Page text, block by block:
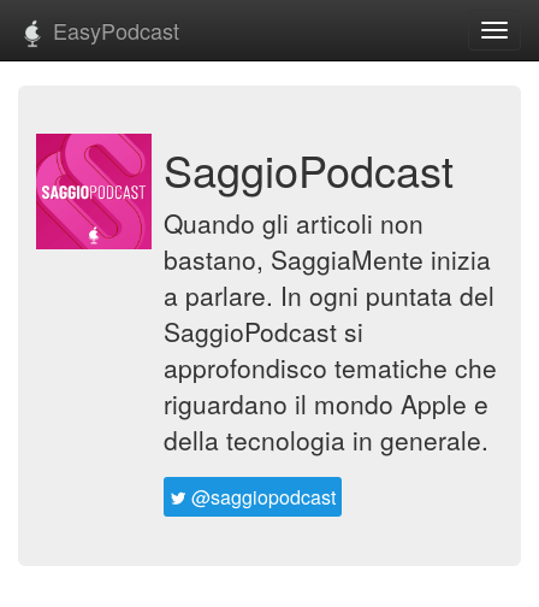
EasyPodcast
SaggioPodcast
Quando gli articoli non
bastano, SaggiaMente inizia
a parlare. In ogni puntata del
SaggioPodcast si
approfondisco tematiche che
riguardano il mondo Apple e
della tecnologia in generale.
@saggiopodcast